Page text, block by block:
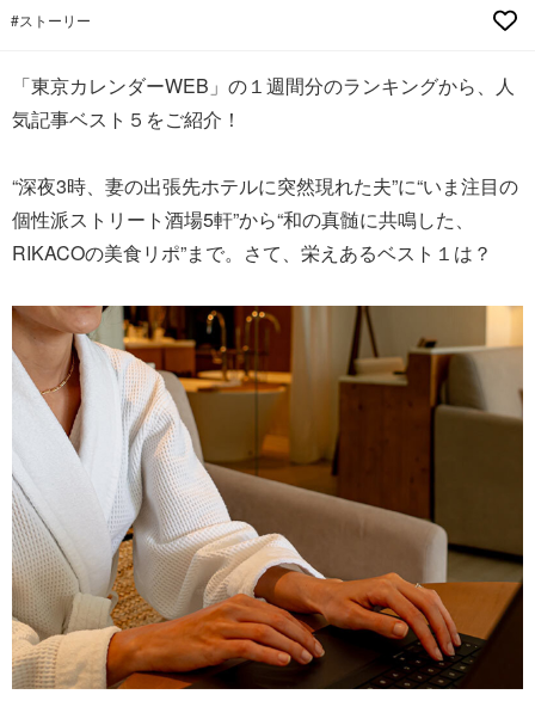
#ストーリー
「東京カレンダーWEB」の１週間分のランキングから、人
気記事ベスト５をご紹介！
“深夜3時、妻の出張先ホテルに突然現れた夫”に“いま注目の
個性派ストリート酒場5軒”から“和の真髄に共鳴した、
RIKACOの美食リポ”まで。さて、栄えあるベスト１は？